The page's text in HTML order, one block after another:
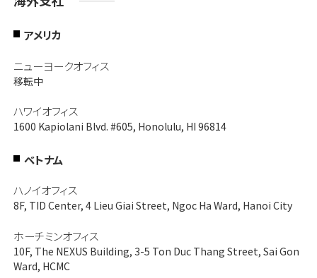
アメリカ
ニューヨークオフィス
移転中
ハワイオフィス
1600 Kapiolani Blvd. #605, Honolulu, HI 96814
ベトナム
ハノイオフィス
8F, TID Center, 4 Lieu Giai Street, Ngoc Ha Ward, Hanoi City
ホーチミンオフィス
10F, The NEXUS Building, 3-5 Ton Duc Thang Street, Sai Gon
Ward, HCMC